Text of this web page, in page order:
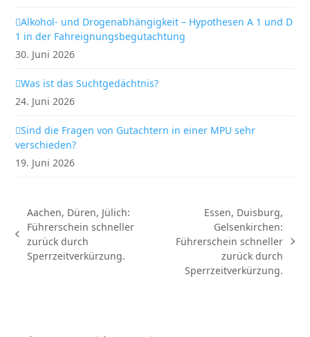
Alkohol- und Drogenabhängigkeit – Hypothesen A 1 und D
1 in der Fahreignungsbegutachtung
30. Juni 2026
Was ist das Suchtgedächtnis?
24. Juni 2026
Sind die Fragen von Gutachtern in einer MPU sehr
verschieden?
19. Juni 2026
vorheriger
Beitrag:
Aachen, Düren, Jülich:
Führerschein schneller
zurück durch
Sperrzeitverkürzung.
Nächster
Essen, Duisburg,
Gelsenkirchen:
Führerschein schneller
zurück durch
Sperrzeitverkürzung.